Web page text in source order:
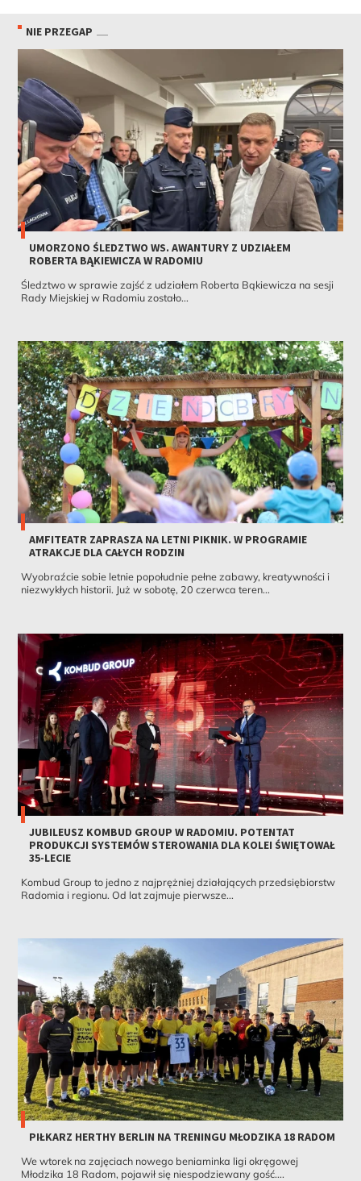
NIE PRZEGAP
UMORZONO ŚLEDZTWO WS. AWANTURY Z UDZIAŁEM
ROBERTA BĄKIEWICZA W RADOMIU
Śledztwo w sprawie zajść z udziałem Roberta Bąkiewicza na sesji
Rady Miejskiej w Radomiu zostało...
AMFITEATR ZAPRASZA NA LETNI PIKNIK. W PROGRAMIE
ATRAKCJE DLA CAŁYCH RODZIN
Wyobraźcie sobie letnie popołudnie pełne zabawy, kreatywności i
niezwykłych historii. Już w sobotę, 20 czerwca teren...
JUBILEUSZ KOMBUD GROUP W RADOMIU. POTENTAT
PRODUKCJI SYSTEMÓW STEROWANIA DLA KOLEI ŚWIĘTOWAŁ
35-LECIE
Kombud Group to jedno z najprężniej działających przedsiębiorstw
Radomia i regionu. Od lat zajmuje pierwsze...
PIŁKARZ HERTHY BERLIN NA TRENINGU MŁODZIKA 18 RADOM
We wtorek na zajęciach nowego beniaminka ligi okręgowej
Młodzika 18 Radom, pojawił się niespodziewany gość....